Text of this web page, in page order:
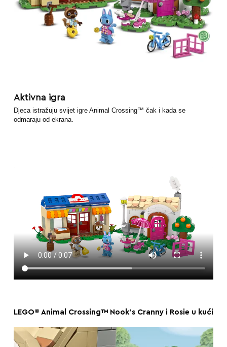
Aktivna igra
Djeca istražuju svijet igre Animal Crossing™ čak i kada se
odmaraju od ekrana.
LEGO® Animal Crossing™ Nook’s Cranny i Rosie u kući